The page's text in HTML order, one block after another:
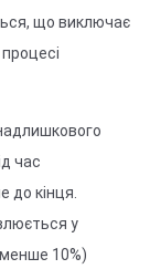
що виключає
час
до кінця.
у
менше 10%)